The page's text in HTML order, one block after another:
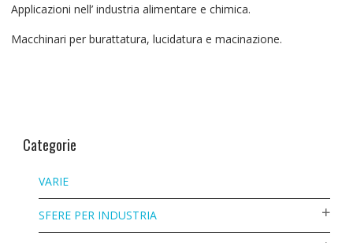
Applicazioni nell’ industria alimentare e chimica.
Macchinari per burattatura, lucidatura e macinazione.
Categorie
VARIE
SFERE PER INDUSTRIA